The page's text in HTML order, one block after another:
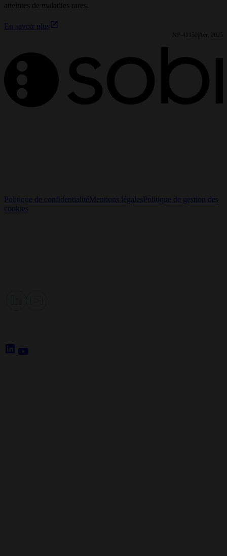
atteintes de maladies rares.
En savoir plus
NP-41150 Avr, 2025
Politique de confidentialitéMentions légalesPolitique de gestion des
cookies